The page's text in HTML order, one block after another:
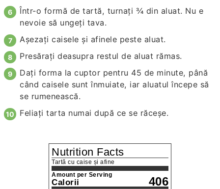
Într-o formă de tartă, turnați ¾ din aluat. Nu e
nevoie să ungeți tava.
Așezați caisele și afinele peste aluat.
Presărați deasupra restul de aluat rămas.
Dați forma la cuptor pentru 45 de minute, până
când caisele sunt înmuiate, iar aluatul începe să
se rumenească.
Feliați tarta numai după ce se răceșe.
Nutrition Facts
Tartă cu caise și afine
Amount per Serving
Calorii 406